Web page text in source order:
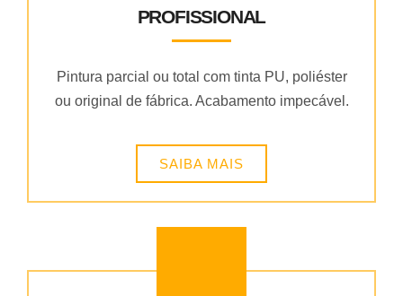
PROFISSIONAL
Pintura parcial ou total com tinta PU, poliéster
ou original de fábrica. Acabamento impecável.
SAIBA MAIS